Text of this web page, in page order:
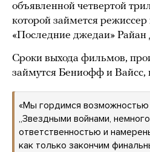
объявленной четвертой
которой займется режиссер
«Последние джедаи»
Сроки выхода фильмов,
займутся Бениофф и Вайсс,
«Мы гордимся возможностью
„Звездными войнами,
ответственностью и
как только закончим